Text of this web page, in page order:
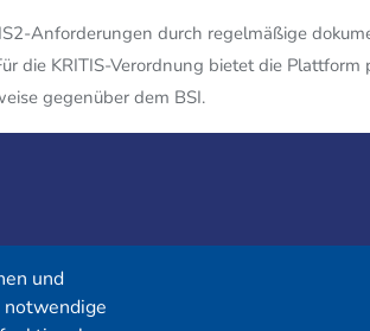
Anforderungen durch regelmäßige
die KRITIS-Verordnung bietet die
gegenüber dem BSI.
und
notwendige